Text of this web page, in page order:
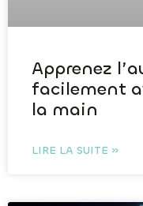
Apprenez
facilement
la main
LIRE LA SUITE »